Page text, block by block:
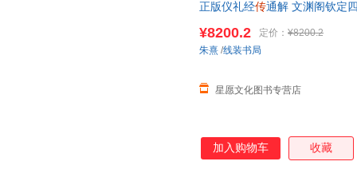
正版仪礼经传通解 文渊阁钦定
当客服
¥8200.2 定价： ¥8200.2
星愿文化图书专营店
朱熹 /线装书局
加入购物车 收藏